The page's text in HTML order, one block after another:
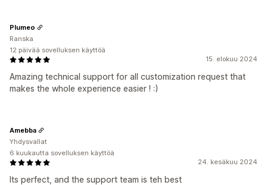
15. elokuu 2024
Amazing technical support for all customization request that
makes the whole experience easier ! :)
Plumeo
Ranska
12 päivää sovelluksen käyttöä
24. kesäkuu 2024
Its perfect, and the support team is teh best
Amebba
Yhdysvallat
6 kuukautta sovelluksen käyttöä